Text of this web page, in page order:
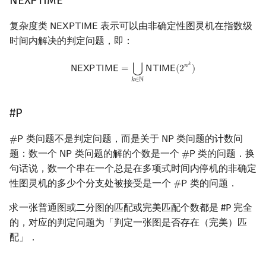
复杂度类 𝖭𝖤𝖷𝖯𝖳 𝖨𝖬𝖤
NEXPTIME
表示可以由非确定性图灵机在指数级
时间内解决的判定问题，即：
𝖭𝖤𝖷𝖯 𝖳𝖨𝖬𝖤 = ⋃
𝑘∈ℕ
𝖭 𝖳 𝖨𝖬𝖤(2𝑛𝑘 )
NEXPTIME= ⋃k ∈ NNTIME(2nk)
#P
#𝖯
#P 类问题不是判定问题，而是关于 𝖭𝖯
NP 类问题的计数问
题：数一个 𝖭𝖯
NP 类问题的解的个数是一个 #𝖯
#P 类的问题．换
句话说，数一个串在一个总是在多项式时间内停机的非确定
性图灵机的多少个分支处被接受是一个 #𝖯
#P 类的问题．
求一张普通图或二分图的匹配或完美匹配个数都是 #P 完全
的，对应的判定问题为「判定一张图是否存在（完美）匹
配」．